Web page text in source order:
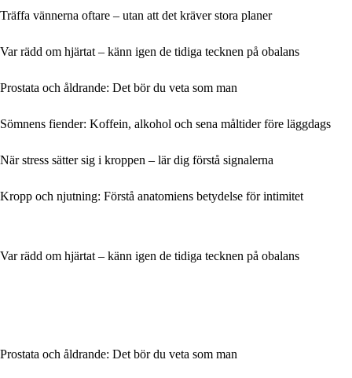
Träffa vännerna oftare – utan att det kräver stora planer
Var rädd om hjärtat – känn igen de tidiga tecknen på obalans
Prostata och åldrande: Det bör du veta som man
Sömnens fiender: Koffein, alkohol och sena måltider före läggdags
När stress sätter sig i kroppen – lär dig förstå signalerna
Kropp och njutning: Förstå anatomiens betydelse för intimitet
Var rädd om hjärtat – känn igen de tidiga tecknen på obalans
Prostata och åldrande: Det bör du veta som man